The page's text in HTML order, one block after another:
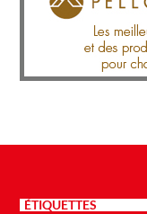
ÉTIQUETTES